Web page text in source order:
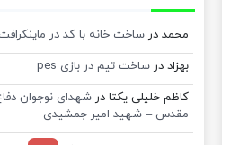
محمد درساخت خانه با کد در ماینکرافت
بهزاد درساخت تیم در بازی pes
کاظم خلیلی یکتا درشهدای نوجوان
مقدس – شهید امیر جمشیدی